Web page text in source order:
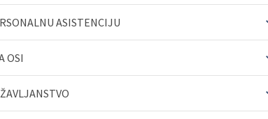
ASISTENCIJU
OSI